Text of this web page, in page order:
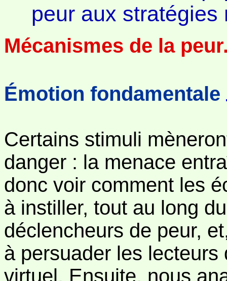
peur aux
Mécanismes de la
Émotion fondamentale
Certains stimuli
danger : la menace
donc voir comment les
à instiller, tout au long
déclencheurs de peur,
à persuader les
virtuel. Ensuite, nous